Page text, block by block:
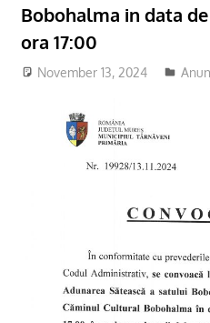
Bobohalma in data
ora 17:00
November 13, 2024 adm-